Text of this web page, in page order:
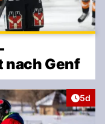
nach Genf
5d